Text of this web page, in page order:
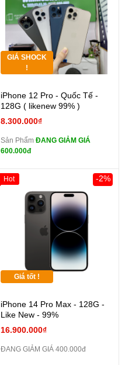
GIÁ SHOCK
!
iPhone 12 Pro - Quốc Tế -
128G ( likenew 99% )
8.300.000₫
Sản Phẩm ĐANG GIẢM GIÁ
600.000đ
Giá tốt !
iPhone 14 Pro Max - 128G -
Like New - 99%
16.900.000₫
-2%
ĐANG GIẢM GIÁ 400.000đ
Hot